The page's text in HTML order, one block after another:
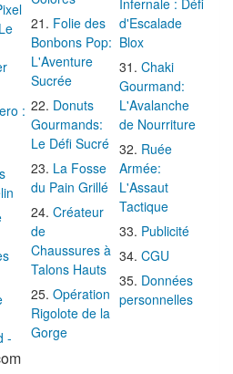
:
-
Folie des
Bonbons Pop:
L'Aventure
Sucrée
Donuts
Gourmands:
Le Défi Sucré
La Fosse
du Pain Grillé
Créateur
de
Chaussures à
Talons Hauts
Opération
Rigolote de la
Gorge
d'Escalade
Blox
Chaki
Gourmand:
L'Avalanche
de Nourriture
Ruée
Armée:
L'Assaut
Tactique
Publicité
CGU
Données
personnelles